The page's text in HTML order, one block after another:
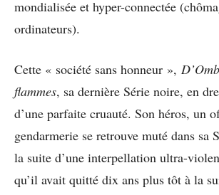
mondialisée et hyper-connectée
ordinateurs).
Cette « société sans honneur »,
flammes, sa dernière Série noire, en
d’une parfaite cruauté. Son héros, un
gendarmerie se retrouve muté dans sa
la suite d’une interpellation ultra-
qu’il avait quitté dix ans plus tôt à la